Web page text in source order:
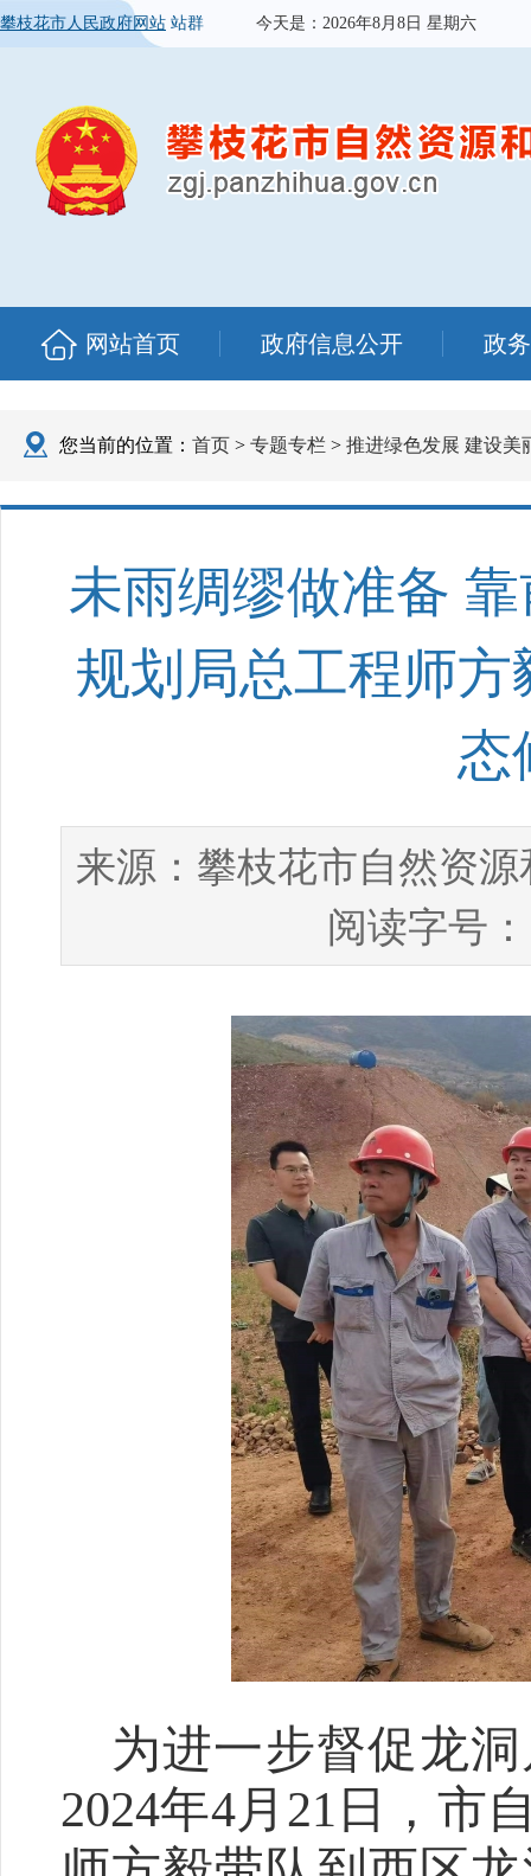
攀枝花市人民政府网站 站群 今天是： 2026年8月8日 星期六
网站首页 政府信息公开 政
您当前的位置： 首页 > 专题专栏 > 推进绿色发展 建设美
未雨绸缪做准备
规划局总工程师
态
来源： 攀枝花市自然资
阅读字号
为进一步督促龙
2024年4月 21 日，市